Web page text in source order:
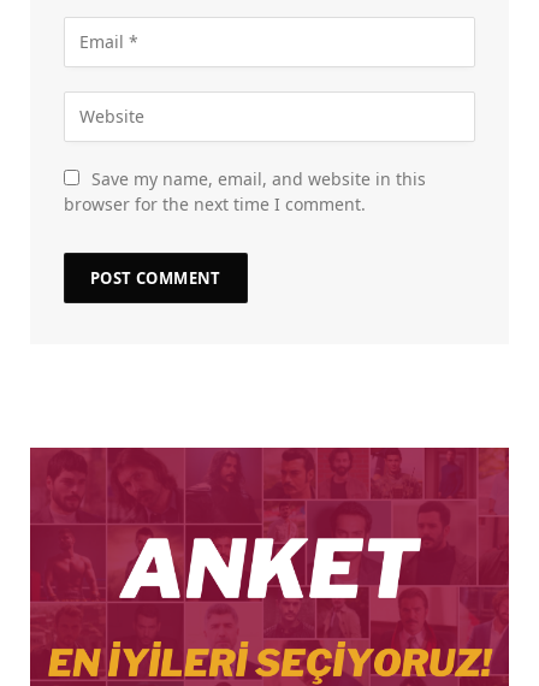
Save my name, email, and website in this
browser for the next time I comment.